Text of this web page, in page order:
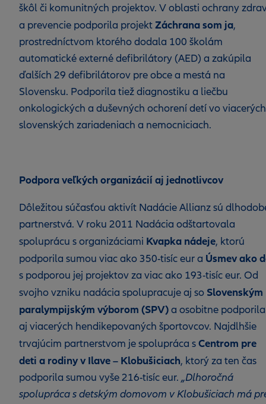
škôl či komunitných projektov. V oblasti ochrany
a prevencie podporila projektZáchrana som ja,
prostredníctvom ktorého dodala 100 školám
automatické externé defibrilátory (AED) a zakúpila
ďalších 29 defibrilátorov pre obce a mestá na
Slovensku. Podporila tiež diagnostiku a liečbu
onkologických a duševných ochorení detí vo viacerých
slovenských zariadeniach a nemocniciach.
Podpora veľkých organizácií aj jednotlivcov
Dôležitou súčasťou aktivít Nadácie Allianz sú
partnerstvá. V roku 2011 Nadácia odštartovala
spoluprácu s organizáciami Kvapka nádeje, ktorú
podporila sumou viac ako 350-tisíc eur a Úsmev ako
s podporou jej projektov za viac ako 193-tisíc eur. Od
svojho vzniku nadácia spolupracuje aj so Slovenským
paralympijským výborom (SPV)a osobitne podporila
aj viacerých hendikepovaných športovcov. Najdlhšie
trvajúcim partnerstvom je spolupráca sCentrom pre
deti a rodiny v Ilave – Klobušiciach, ktorý za ten čas
podporila sumou vyše 216-tisíc eur. „Dlhoročná
spolupráca s detským domovom v Klobušiciach má